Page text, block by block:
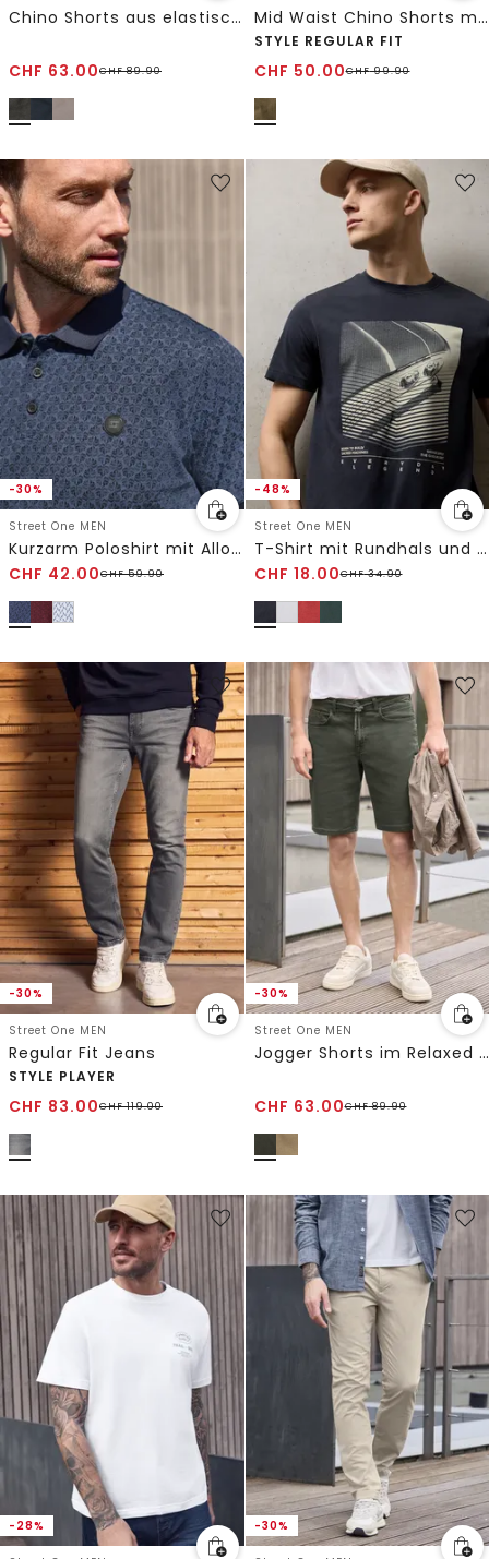
Chino Shorts aus elastischem Jersey mit Flexbund
CHF 63.00CHF89.90
Mid Waist Chino Shorts mit Gürtel und Print
STYLE REGULAR FIT
CHF 50.00CHF99.90
-30%
Street One MEN
Kurzarm Poloshirt mit Allover-Print
CHF 42.00CHF59.90
-48%
Street One MEN
T-Shirt mit Rundhals und Artwork
CHF 18.00CHF34.90
-30%
Street One MEN
Regular Fit Jeans
STYLE PLAYER
CHF 83.00CHF119.00
-30%
Street One MEN
Jogger Shorts im Relaxed Fit
CHF 63.00CHF89.90
-28% -30%